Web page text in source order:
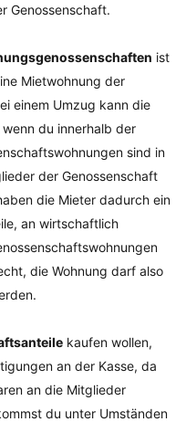
Genossenschaft.
ist
Mietwohnung der
einem Umzug kann die
du innerhalb der
sind in
der Genossenschaft
die Mieter dadurch ein
an wirtschaftlich
die Wohnung darf also
kaufen wollen,
an der Kasse, da
an die Mitglieder
du unter Umständen